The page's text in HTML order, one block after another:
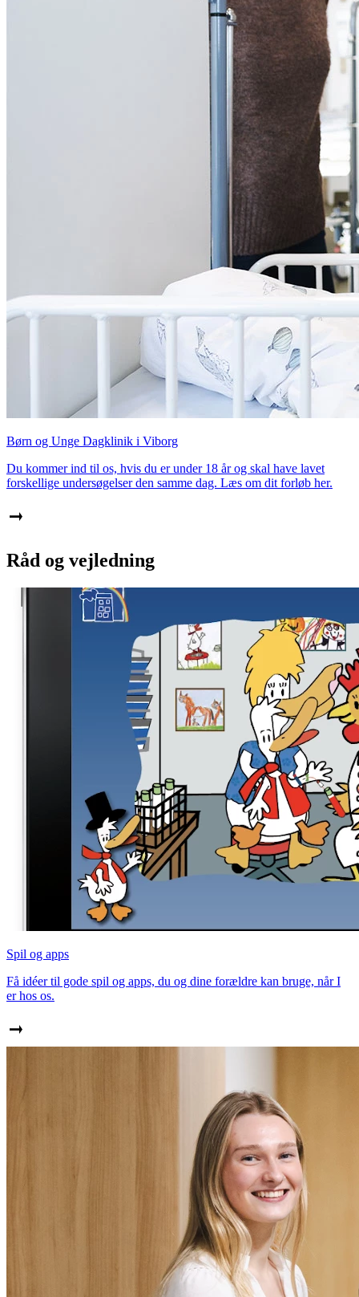
Børn og Unge Dagklinik i Viborg
Du kommer ind til os, hvis du er under 18 år og skal have lavet
forskellige undersøgelser den samme dag. Læs om dit forløb her.
Råd og vejledning
Spil og apps
Få idéer til gode spil og apps, du og dine forældre kan bruge, når I
er hos os.